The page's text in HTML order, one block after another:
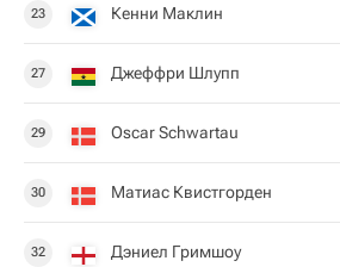
23 Кенни Маклин
27 Джеффри Шлупп
29 Oscar Schwartau
30 Матиас Квистгорден
32 Дэниел Гримшоу